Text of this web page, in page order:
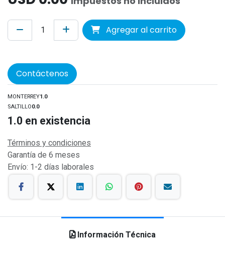
Agregar al carrito
Contáctenos
MONTERREY1.0
SALTILLO0.0
1.0 en existencia
Términos y condiciones
Garantía de 6 meses
Envío: 1-2 días laborales
Información Técnica